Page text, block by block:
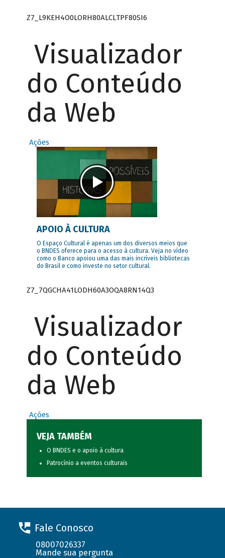
Z7_L9KEH4O0LORH80ALCLTPF80SI6
Visualizador
do Conteúdo
da Web
Ações
APOIO À CULTURA
O Espaço Cultural é apenas um dos diversos meios que
o BNDES oferece para o acesso à cultura. Veja no vídeo
como o Banco apoiou uma das mais incríveis bibliotecas
do Brasil e como investe no setor cultural.
Z7_7QGCHA41LODH60A3OQA8RN14Q3
Visualizador
do Conteúdo
da Web
Ações
VEJA TAMBÉM
O BNDES e o apoio à cultura
Patrocínio a eventos culturais
Fale Conosco
08007026337
Mande sua pergunta